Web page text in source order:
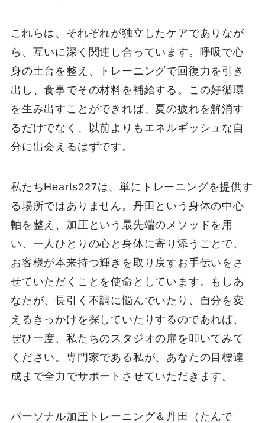
これらは、それぞれが独立したケアでありなが
ら、互いに深く関連し合っています。呼吸で心
身の土台を整え、トレーニングで回復力を引き
出し、食事でその材料を補給する。この好循環
を生み出すことができれば、夏の疲れを解消す
るだけでなく、以前よりもエネルギッシュな自
分に出会えるはずです。
私たちHearts227は、単にトレーニングを提供す
る場所ではありません。丹田という身体の中心
軸を整え、加圧という最先端のメソッドを用
い、一人ひとりの心と身体に寄り添うことで、
お客様が本来持つ輝きを取り戻すお手伝いをさ
せていただくことを使命としています。もしあ
なたが、長引く不調に悩んでいたり、自分を変
えるきっかけを探していたりするのであれば、
ぜひ一度、私たちのスタジオの扉を叩いてみて
ください。専門家である私が、あなたの目標達
成まで全力でサポートさせていただきます。
パーソナル加圧トレーニング＆丹田（たんで